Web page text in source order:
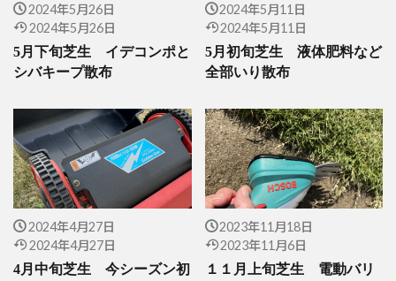
2024年5月26日
2024年5月26日
5月下旬芝生 イデコンポと
シバキープ散布
2024年5月11日
2024年5月11日
5月初旬芝生 液体肥料など
全部いり散布
2024年4月27日
2024年4月27日
4月中旬芝生 今シーズン初
2023年11月18日
2023年11月6日
１１月上旬芝生 電動バリ